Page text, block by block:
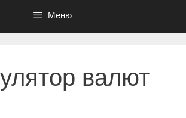
Меню
валют